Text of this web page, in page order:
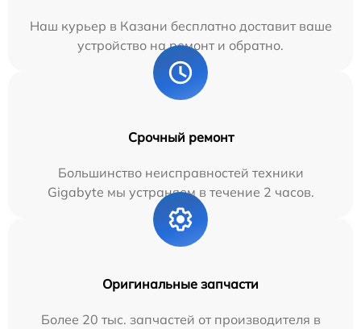
Наш курьер в Казани бесплатно доставит ваше
устройство на ремонт и обратно.
Срочный ремонт
Большинство неисправностей техники
Gigabyte мы устраняем в течение 2 часов.
Оригинальные запчасти
Более 20 тыс. запчастей от производителя в